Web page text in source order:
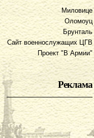
Миловице
Оломоуц
Брунталь
Сайт военнослужащих ЦГВ
Проект "В Армии"
Реклама